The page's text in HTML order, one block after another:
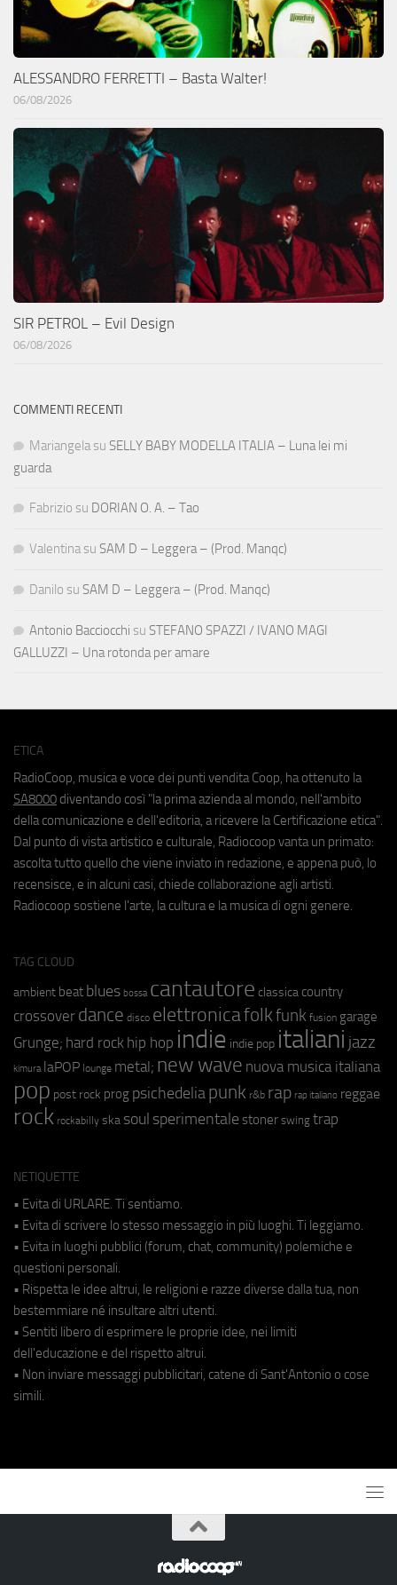
ALESSANDRO FERRETTI – Basta Walter!
06/08/2026
SIR PETROL – Evil Design
06/08/2026
COMMENTI RECENTI
Mariangela su SELLY BABY MODELLA ITALIA – Luna lei mi
guarda
Fabrizio su DORIAN O. A. – Tao
Valentina su SAM D – Leggera – (Prod. Manqc)
Danilo su SAM D – Leggera – (Prod. Manqc)
Antonio Bacciocchi su STEFANO SPAZZI / IVANO MAGI
GALLUZZI – Una rotonda per amare
ETICA
RadioCoop, musica e voce dei punti vendita Coop, ha ottenuto la
SA8000 diventando così "la prima azienda al mondo, nell'ambito
della comunicazione e dell'editoria, a ricevere la Certificazione etica".
Dal punto di vista artistico e culturale, Radiocoop vanta un primato:
ascolta tutto quello che viene inviato in redazione, e appena può, lo
recensisce, e in alcuni casi, chiede collaborazione agli artisti.
Radiocoop sostiene l'arte, la cultura e la musica di ogni genere.
TAG CLOUD
ambient beat blues bossa cantautore classica country
crossover dance disco elettronicafolkfunk fusion garage
Grunge; hard rock hip hop indie indie pop italiani jazz
kimura laPOP lounge metal; new wave nuova musica italiana
pop post rock prog psichedeliapunk r&b rap rap italiano reggae
rock rockabilly ska soul sperimentale stoner swing trap
NETIQUETTE
• Evita di URLARE. Ti sentiamo.
• Evita di scrivere lo stesso messaggio in più luoghi. Ti leggiamo.
• Evita in luoghi pubblici (forum, chat, community) polemiche e
questioni personali.
• Rispetta le idee altrui, le religioni e razze diverse dalla tua, non
bestemmiare né insultare altri utenti.
• Sentiti libero di esprimere le proprie idee, nei limiti
dell'educazione e del rispetto altrui.
• Non inviare messaggi pubblicitari, catene di Sant'Antonio o cose
simili.